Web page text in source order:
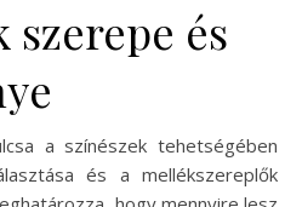
szerepe és
a színészek tehetségében
és a mellékszereplők